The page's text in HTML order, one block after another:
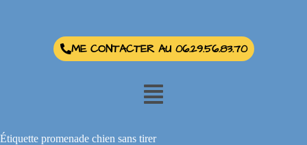
ME CONTACTER AU 06.29.56.83.70
Étiquette promenade chien sans tirer